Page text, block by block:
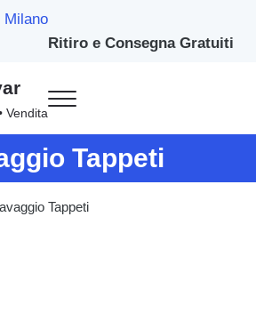
Milano
Ritiro e Consegna Gratuiti
Vendita
Menu
Tappeti
Tappeti